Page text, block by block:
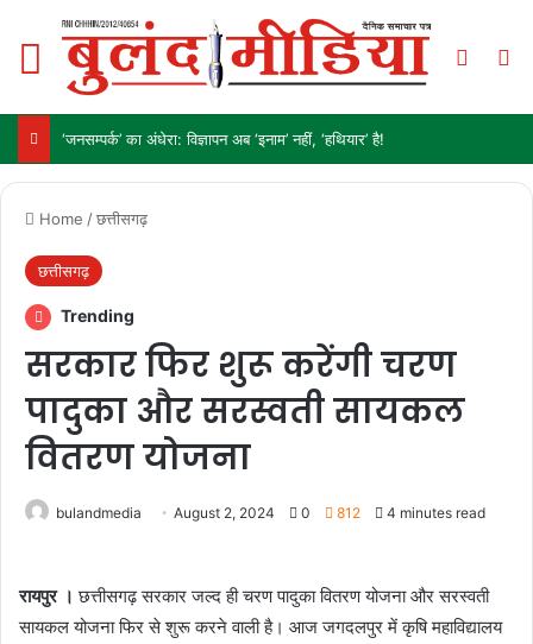
Menu
‘जनसम्पर्क’ का अंधेरा: विज्ञापन अब ‘इनाम’ नहीं, ‘हथियार’ है!
Home /छत्तीसगढ़
छत्तीसगढ़
Trending
सरकार फिर शुरू करेंगी चरण
पादुका और सरस्वती सायकल
वितरण योजना
bulandmedia August 2, 2024 0 812 4 minutes read
रायपुर । छत्तीसगढ़ सरकार जल्द ही चरण पादुका वितरण योजना और सरस्वती
सायकल योजना फिर से शुरू करने वाली है। आज जगदलपुर में कृषि महाविद्यालय